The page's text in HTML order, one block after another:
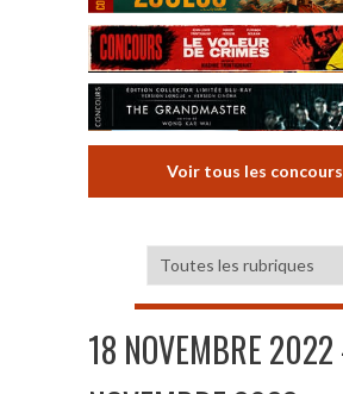
Voir tous les concours
18 NOVEMBRE